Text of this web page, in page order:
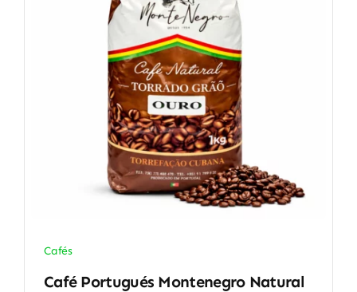
Cafés
Café Portugués Montenegro Natural